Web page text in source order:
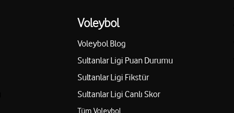
Voleybol
Voleybol Blog
Sultanlar Ligi Puan Durumu
Sultanlar Ligi Fikstür
Sultanlar Ligi Canlı Skor
Tüm Voleybol